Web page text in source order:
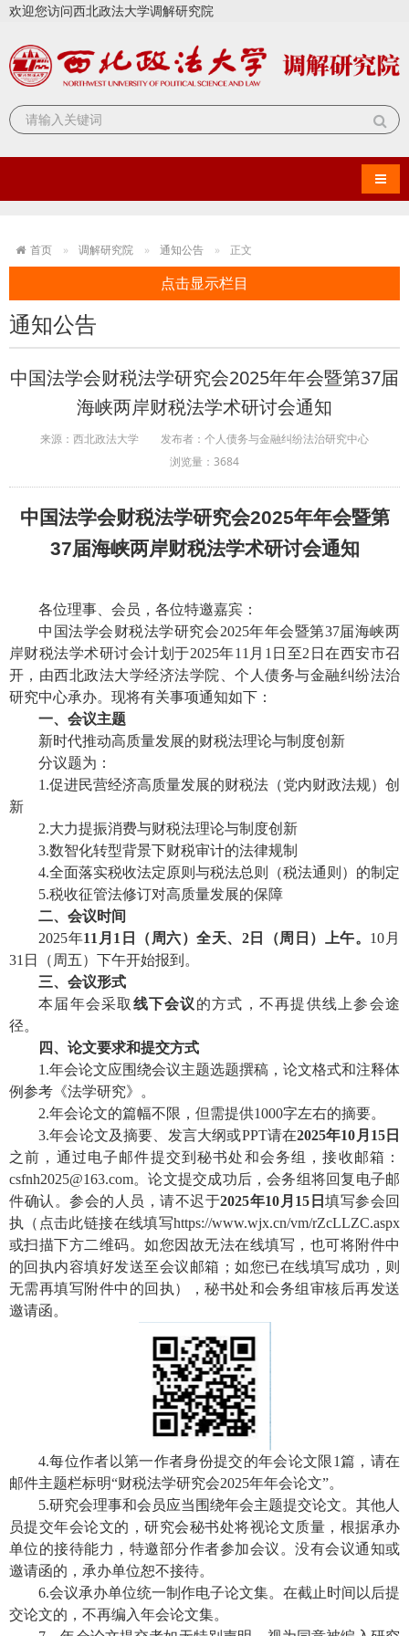
欢迎您访问西北政法大学调解研究院
导航
首页 调解研究院 通知公告 正文
点击显示栏目
通知公告
中国法学会财税法学研究会2025年年会暨第37届
海峡两岸财税法学术研讨会通知
来源：西北政法大学
发布者：个人债务与金融纠纷法治研究中心
浏览量： 3684
中国法学会财税法学研究会2025年年会暨第
37届海峡两岸财税法学术研讨会通知
各位理事、会员，各位特邀嘉宾：
中国法学会财税法学研究会2025年年会暨第37届海峡两
岸财税法学术研讨会计划于2025年11月1日至2日在西安市召
开，由西北政法大学经济法学院、个人债务与金融纠纷法治
研究中心承办。现将有关事项通知如下：
一、会议主题
新时代推动高质量发展的财税法理论与制度创新
分议题为：
1.促进民营经济高质量发展的财税法（党内财政法规）创
新
2.大力提振消费与财税法理论与制度创新
3.数智化转型背景下财税审计的法律规制
4.全面落实税收法定原则与税法总则（税法通则）的制定
5.税收征管法修订对高质量发展的保障
二、会议时间
2025年11月1日（周六）全天、2日（周日）上午。 10月
31日（周五）下午开始报到 。
三、会议形式
本届年会采取 线下会议 的方式，不再提供线上参会途
径。
四、论文要求和提交方式
1.年会论文应围绕会议主题选题撰稿，论文格式和注释体
例参考《法学研究》。
2.年会论文的篇幅不限，但需提供1000字左右的摘要。
3.年会论文及摘要、发言大纲或PPT请在2025年10月15日
之前 ，通过电子邮件提交到秘书处和会务组，接收邮箱：
csfnh2025@163.com。论文提交成功后，会务组将回复电子邮
件确认。参会的人员，请不迟于2025年10月15日 填写参会回
执（点击此链接在线填写https://www.wjx.cn/vm/rZcLLZC.aspx
或扫描下方二维码。如您因故无法在线填写，也可将附件中
的回执内容填好发送至会议邮箱；如您已在线填写成功，则
无需再填写附件中的回执），秘书处和会务组审核后再发送
邀请函。
4.每位作者以第一作者身份提交的年会论文限1篇，请在
邮件主题栏标明“财税法学研究会2025年年会论文”。
5.研究会理事和会员应当围绕年会主题提交论文。其他人
员提交年会论文的，研究会秘书处将视论文质量，根据承办
单位的接待能力，特邀部分作者参加会议。没有会议通知或
邀请函的，承办单位恕不接待。
6.会议承办单位统一制作电子论文集。在截止时间以后提
交论文的，不再编入年会论文集。